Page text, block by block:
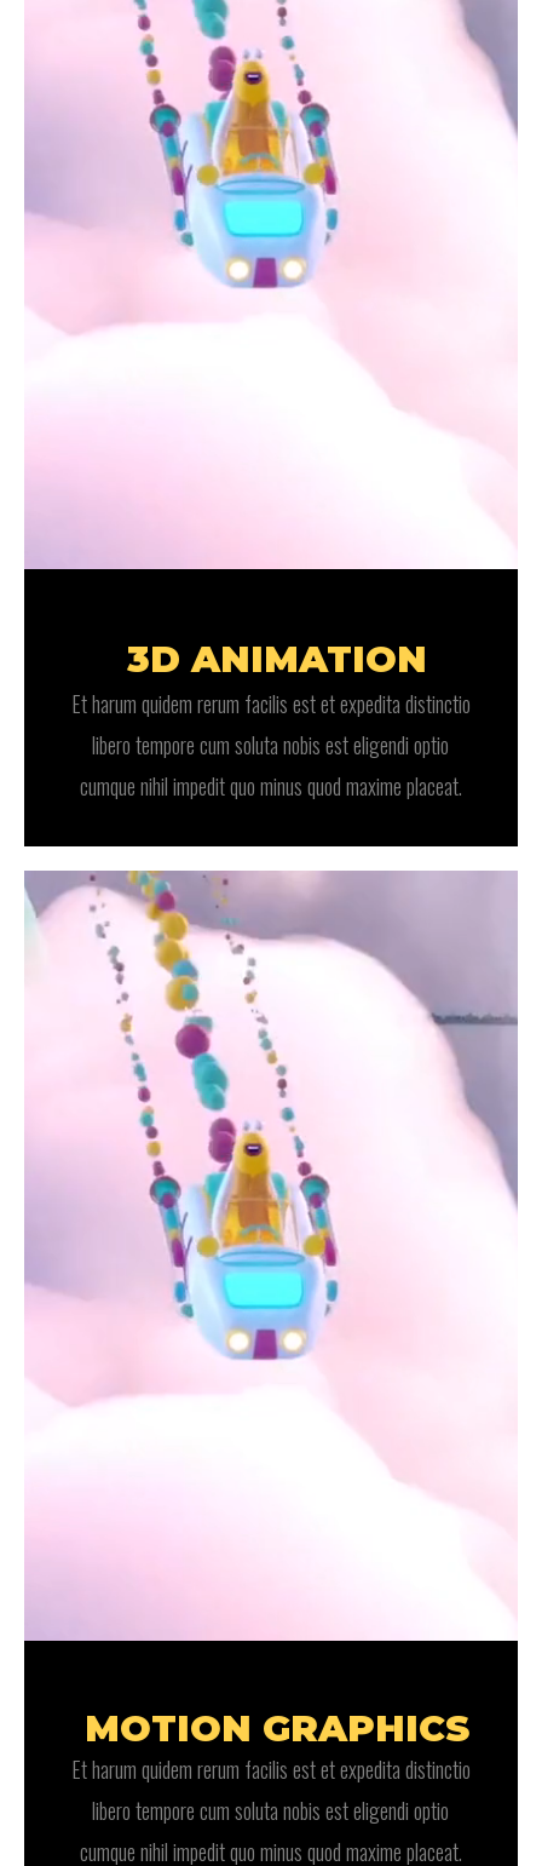
3D ANIMATION
Et harum quidem rerum facilis est et expedita distinctio
libero tempore cum soluta nobis est eligendi optio
cumque nihil impedit quo minus quod maxime placeat.
Player
MOTION GRAPHICS
Et harum quidem rerum facilis est et expedita distinctio
libero tempore cum soluta nobis est eligendi optio
cumque nihil impedit quo minus quod maxime placeat.